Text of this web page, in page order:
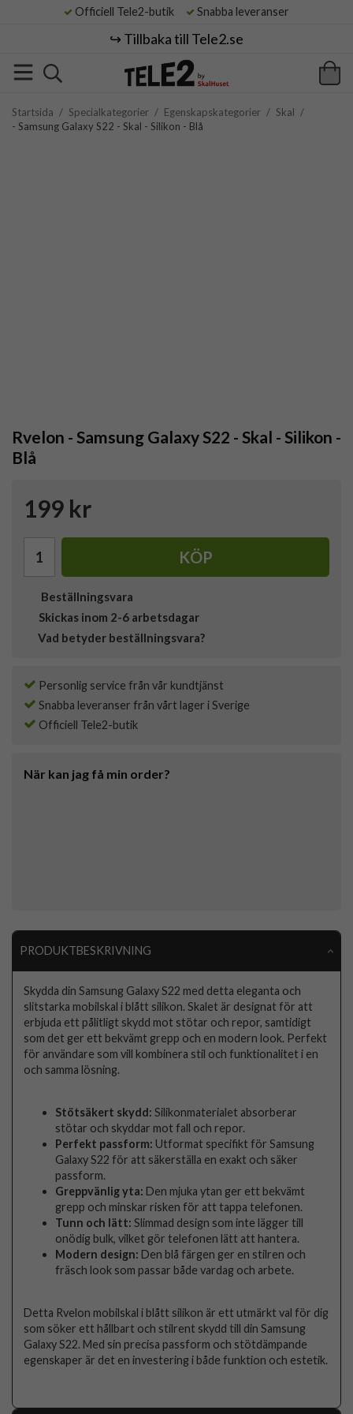
Officiell Tele2-butik Snabba leveranser
↪️ Tillbaka till Tele2.se
Startsida / Specialkategorier / Egenskapskategorier / Skal /
- Samsung Galaxy S22 - Skal - Silikon - Blå
Rvelon - Samsung Galaxy S22 - Skal - Silikon -
Blå
199 kr
KÖP
Beställningsvara
Skickas inom 2-6 arbetsdagar
Vad betyder beställningsvara?
Personlig service från vår kundtjänst
Snabba leveranser från vårt lager i Sverige
Officiell Tele2-butik
När kan jag få min order?
PRODUKTBESKRIVNING
Skydda din Samsung Galaxy S22 med detta eleganta och
slitstarka mobilskal i blått silikon. Skalet är designat för att
erbjuda ett pålitligt skydd mot stötar och repor, samtidigt
som det ger ett bekvämt grepp och en modern look. Perfekt
för användare som vill kombinera stil och funktionalitet i en
och samma lösning.
Stötsäkert skydd: Silikonmaterialet absorberar
stötar och skyddar mot fall och repor.
Perfekt passform: Utformat specifikt för Samsung
Galaxy S22 för att säkerställa en exakt och säker
passform.
Greppvänlig yta: Den mjuka ytan ger ett bekvämt
grepp och minskar risken för att tappa telefonen.
Tunn och lätt: Slimmad design som inte lägger till
onödig bulk, vilket gör telefonen lätt att hantera.
Modern design: Den blå färgen ger en stilren och
fräsch look som passar både vardag och arbete.
Detta Rvelon mobilskal i blått silikon är ett utmärkt val för dig
som söker ett hållbart och stilrent skydd till din Samsung
Galaxy S22. Med sin precisa passform och stötdämpande
egenskaper är det en investering i både funktion och estetik.